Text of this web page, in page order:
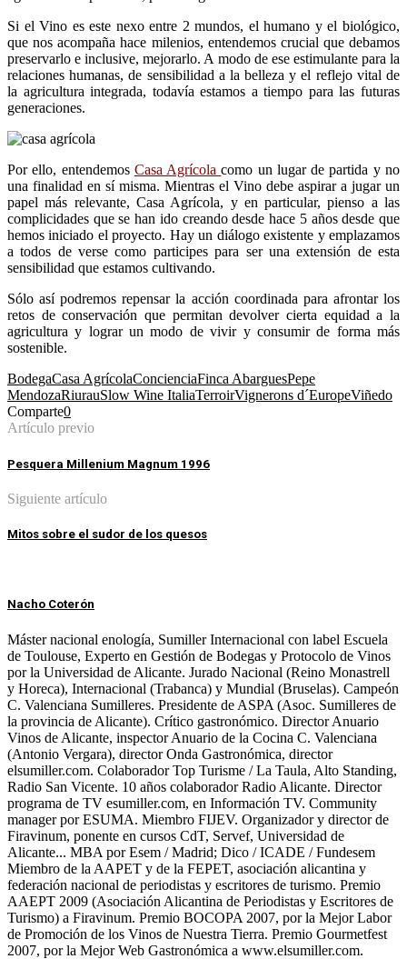
Si el Vino es este nexo entre 2 mundos, el humano y el biológico,
que nos acompaña hace milenios, entendemos crucial que debamos
preservarlo einclusive, mejorarlo. A modo de ese estimulante para la
relaciones humanas, de sensibilidad a labelleza y el reflejo vital de
la agricultura integrada, todavía estamos a tiempo para las futuras
generaciones.
Por ello, entendemos Casa Agrícolacomo un lugar de partida y no
una finalidad en sí misma. Mientras el Vino debe aspirar a jugar un
papel más relevante, Casa Agrícola, y en particular, pienso a las
complicidades que se han ido creando desde hace 5 años desde que
hemos iniciado el proyecto. Hay un diálogo existente y emplazamos
a todos de verse como participes para ser una extensión de esta
sensibilidad que estamos cultivando.
Sólo así podremos repensar la acción coordinada para afrontar los
retos de conservación que permitandevolver cierta equidad a la
agricultura y lograr un modo de vivir y consumir de forma más
sostenible.
BodegaCasa AgrícolaConcienciaFinca AbarguesPepe
MendozaRiurauSlow Wine ItaliaTerroirVignerons d´EuropeViñedo
Comparte0
Artículo previo
Pesquera Millenium Magnum 1996
Siguiente artículo
Mitos sobre el sudor de los quesos
Nacho Coterón
Máster nacional enología, Sumiller Internacional con label Escuela
de Toulouse, Experto en Gestión de Bodegas y Protocolo de Vinos
por la Universidad de Alicante. Jurado Nacional (Reino Monastrell
y Horeca), Internacional (Trabanca) y Mundial (Bruselas). Campeón
C. Valenciana Sumilleres. Presidente de ASPA (Asoc. Sumilleres de
la provincia de Alicante). Crítico gastronómico. Director Anuario
Vinos de Alicante, inspector Anuario de la Cocina C. Valenciana
(Antonio Vergara), director Onda Gastronómica, director
elsumiller.com. Colaborador Top Turisme / La Taula, Alto Standing,
Radio San Vicente. 10 años colaborador Radio Alicante. Director
programa de TV esumiller.com, en Información TV. Community
manager por ESUMA. Miembro FIJEV. Organizador y director de
Firavinum, ponente en cursos CdT, Servef, Universidad de
Alicante... MBA por Esem / Madrid; Dico / ICADE / Fundesem
Miembro de la AAPET y de la FEPET, asociación alicantina y
federación nacional de periodistas y escritores de turismo. Premio
AAEPT 2009 (Asociación Alicantina de Periodistas y Escritores de
Turismo) a Firavinum. Premio BOCOPA 2007, por la Mejor Labor
de Promoción de los Vinos de Nuestra Tierra. Premio Gourmetfest
2007, por la Mejor Web Gastronómica a www.elsumiller.com.